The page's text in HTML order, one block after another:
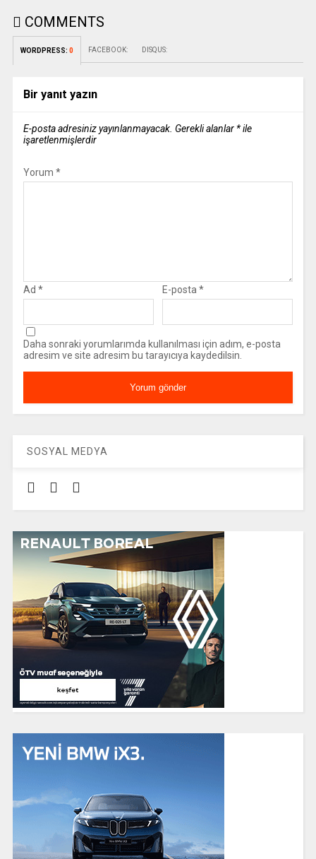
COMMENTS
WORDPRESS: 0 FACEBOOK: DISQUS:
Bir yanıt yazın
E-posta adresiniz yayınlanmayacak. Gerekli alanlar *ile
işaretlenmişlerdir
Yorum *
Ad * E-posta *
Daha sonraki yorumlarımda kullanılması için adım, e-posta
adresim ve site adresim bu tarayıcıya kaydedilsin.
SOSYAL MEDYA